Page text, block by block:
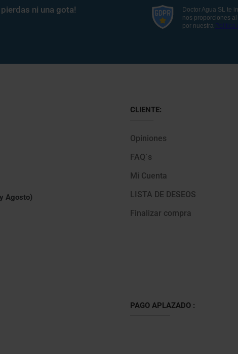
ni una gota!
Agosto)
CLIENTE:
Opiniones
FAQ´s
Mi Cuenta
LISTA DE DESEOS
Finalizar compra
PAGO APLAZADO :